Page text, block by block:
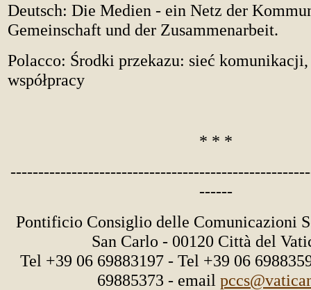
Deutsch: Die Medien - ein Netz der
Gemeinschaft und der Zusammenarbeit.
Polacco: Środki przekazu: sieć
współpracy
* * *
------
Pontificio Consiglio delle Comunicazioni
San Carlo - 00120 Città del
Tel +39 06 69883197 - Tel +39 06
69885373 - email